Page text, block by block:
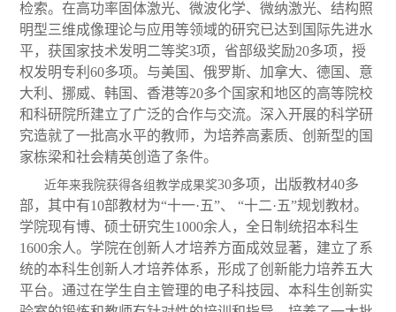
检索。在高功率固体激光、微波化学、微纳激光、结构照
明型三维成像理论与应用等领域的研究已达到国际先进水
平，获国家技术发明二等奖3项，省部级奖励20多项，授
权发明专利60多项。与美国、俄罗斯、加拿大、德国、意
大利、挪威、韩国、香港等20多个国家和地区的高等院校
和科研院所建立了广泛的合作与交流。深入开展的科学研
究造就了一批高水平的教师，为培养高素质、创新型的国
家栋梁和社会精英创造了条件。
近年来我院获得各组教学成果奖30多项，出版教材40多
部，其中有10部教材为“十一·五”、 “十二·五”规划教材。
学院现有博、硕士研究生1000余人，全日制统招本科生
1600余人。学院在创新人才培养方面成效显著，建立了系
统的本科生创新人才培养体系，形成了创新能力培养五大
平台。通过在学生自主管理的电子科技园、本科生创新实